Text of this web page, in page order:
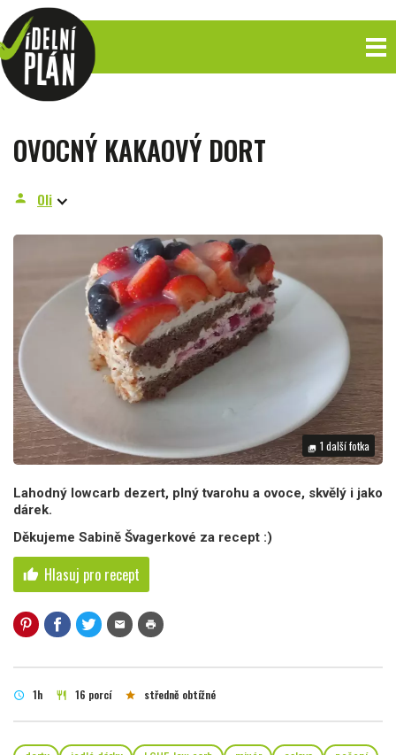
OVOCNÝ KAKAOVÝ DORT
person Oli
photo_library 1 další fotka
Lahodný lowcarb dezert, plný tvarohu a ovoce, skvělý i jako
dárek.
Děkujeme Sabině Švagerkové za recept :)
thumb_up Hlasuj pro recept
mail print
schedule 1h restaurant 16 porcí star středně obtížné